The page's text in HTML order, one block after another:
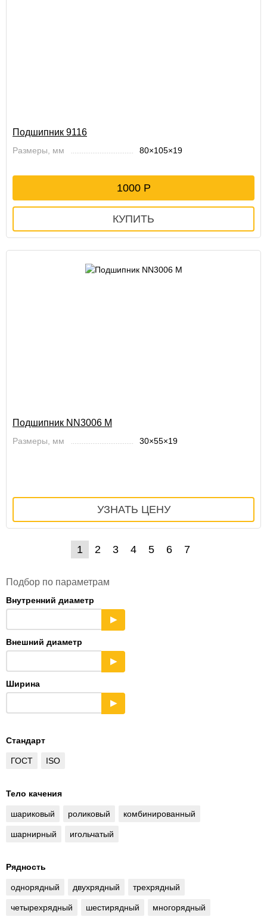
Подшипник 9116
Размеры, мм 80×105×19
1000
Подшипник NN3006 M
Размеры, мм 30×55×19
1 2 3 4 5 6 7
Подбор по параметрам
Внутренний диаметр
▶
Внешний диаметр
▶
Ширина
▶
Стандарт
ГОСТ ISO
Тело качения
шариковый роликовый комбинированный
шарнирный игольчатый
Рядность
однорядный двухрядный трехрядный
четырехрядный шестирядный многорядный